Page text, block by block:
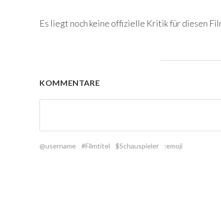
Es liegt noch keine offizielle Kritik für diesen
KOMMENTARE
@username #Filmtitel $Schauspieler :emoji